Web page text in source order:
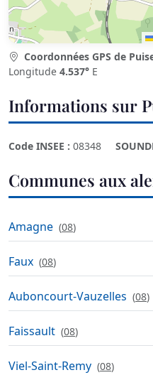
Coordonnées GPS de
Longitude 4.537° E
Informations sur
Code INSEE : 08348
Communes aux
Amagne (08)
Faux (08)
Auboncourt-Vauzelles (08)
Faissault (08)
Viel-Saint-Remy (08)